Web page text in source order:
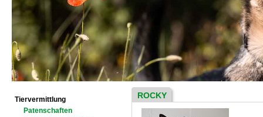
Tiervermittlung
Patenschaften
ROCKY